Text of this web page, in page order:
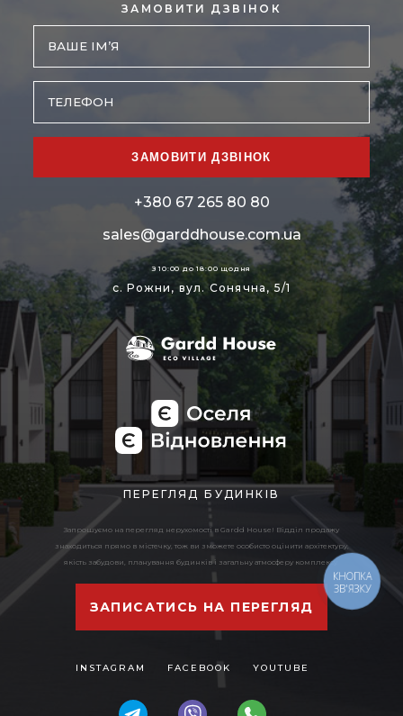
ЗАМОВИТИ ДЗВІНОК
ЗАМОВИТИ ДЗВІНОК
+380 67 265 80 80
sales@garddhouse.com.ua
З 10:00 до 18:00 щодня
с. Рожни, вул. Сонячна, 5/1
INSTAGRAM FACEBOOK YOUTUBE
ПЕРЕГЛЯД БУДИНКІВ
Запрошуємо на перегляд нерухомості в Gardd House! Відділ продажу
знаходиться прямо в містечку, тож ви зможете особисто оцінити архітектуру,
якість забудови, планування будинків і загальну атмосферу комплексу.
ЗАПИСАТИСЬ НА ПЕРЕГЛЯД
КНОПКА
ЗВ'ЯЗКУ